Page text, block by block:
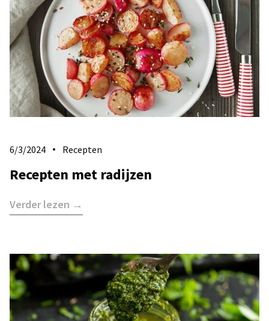
6/3/2024 Recepten
Recepten met radijzen
Verder lezen →